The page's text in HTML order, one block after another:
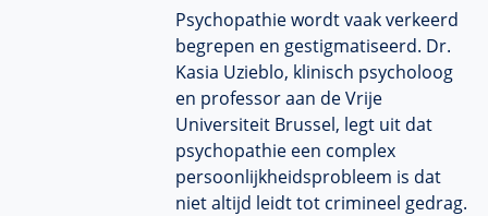
Psychopathie wordt vaak verkeerd
begrepen en gestigmatiseerd. Dr.
Kasia Uzieblo, klinisch psycholoog
en professor aan de Vrije
Universiteit Brussel, legt uit dat
psychopathie een complex
persoonlijkheidsprobleem is dat
niet altijd leidt tot crimineel gedrag.